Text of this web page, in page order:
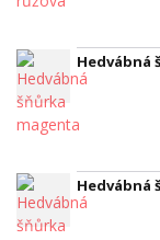
Hedvábná
Hedvábná